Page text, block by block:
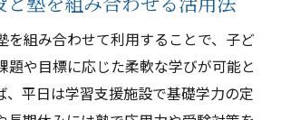
を組み合わせて利用することで、子ど
題や目標に応じた柔軟な学びが可能と
、平日は学習支援施設で基礎学力の定